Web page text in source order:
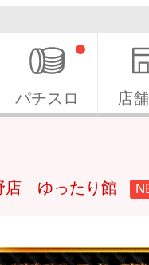
パチスロ 店
店 ゆったり館